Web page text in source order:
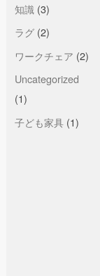
知識 (3)
ラグ(2)
ワークチェア (2)
Uncategorized
(1)
子ども家具(1)